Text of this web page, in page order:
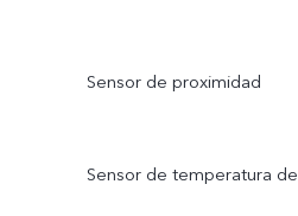
Sensor de proximidad
Sensor de temperatura de